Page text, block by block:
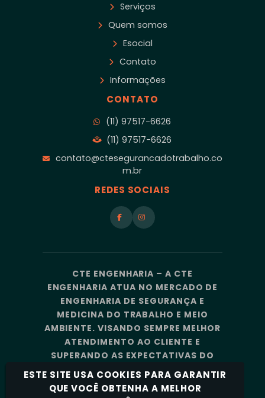
Serviços
Quem somos
Esocial
Contato
Informações
CONTATO
(11) 97517-6626
(11) 97517-6626
contato@ctesegurancadotrabalho.co
m.br
REDES SOCIAIS
CTE ENGENHARIA – A CTE
ENGENHARIA ATUA NO MERCADO DE
ENGENHARIA DE SEGURANÇA E
MEDICINA DO TRABALHO E MEIO
AMBIENTE. VISANDO SEMPRE MELHOR
ATENDIMENTO AO CLIENTE E
SUPERANDO AS EXPECTATIVAS DO
MERCADO, A CTE ENGENHARIA
CONTA COM UMA EQUIPE DE
ESTE SITE USA COOKIES PARA GARANTIR
QUE VOCÊ OBTENHA A MELHOR